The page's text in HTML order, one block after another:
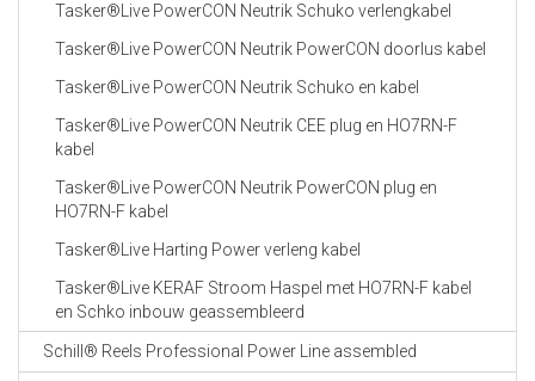
Tasker®Live PowerCON Neutrik Schuko verlengkabel
Tasker®Live PowerCON Neutrik PowerCON doorlus kabel
Tasker®Live PowerCON Neutrik Schuko en kabel
Tasker®Live PowerCON Neutrik CEE plug en HO7RN-F
kabel
Tasker®Live PowerCON Neutrik PowerCON plug en
HO7RN-F kabel
Tasker®Live Harting Power verleng kabel
Tasker®Live KERAF Stroom Haspel met HO7RN-F kabel
en Schko inbouw geassembleerd
Schill® Reels Professional Power Line assembled